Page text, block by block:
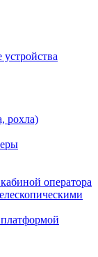
рохла)
оператора